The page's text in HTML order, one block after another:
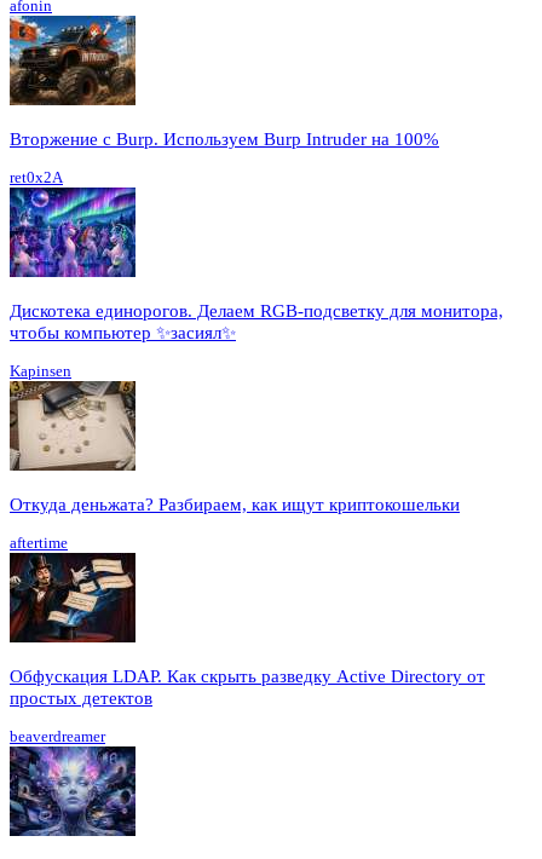
afonin
Вторжение с Burp. Используем Burp Intruder на 100%
ret0x2A
Дискотека единорогов. Делаем RGB-подсветку для монитора,
чтобы компьютер ✨засиял✨
Kapinsen
Откуда деньжата? Разбираем, как ищут криптокошельки
aftertime
Обфускация LDAP. Как скрыть разведку Active Directory от
простых детектов
beaverdreamer